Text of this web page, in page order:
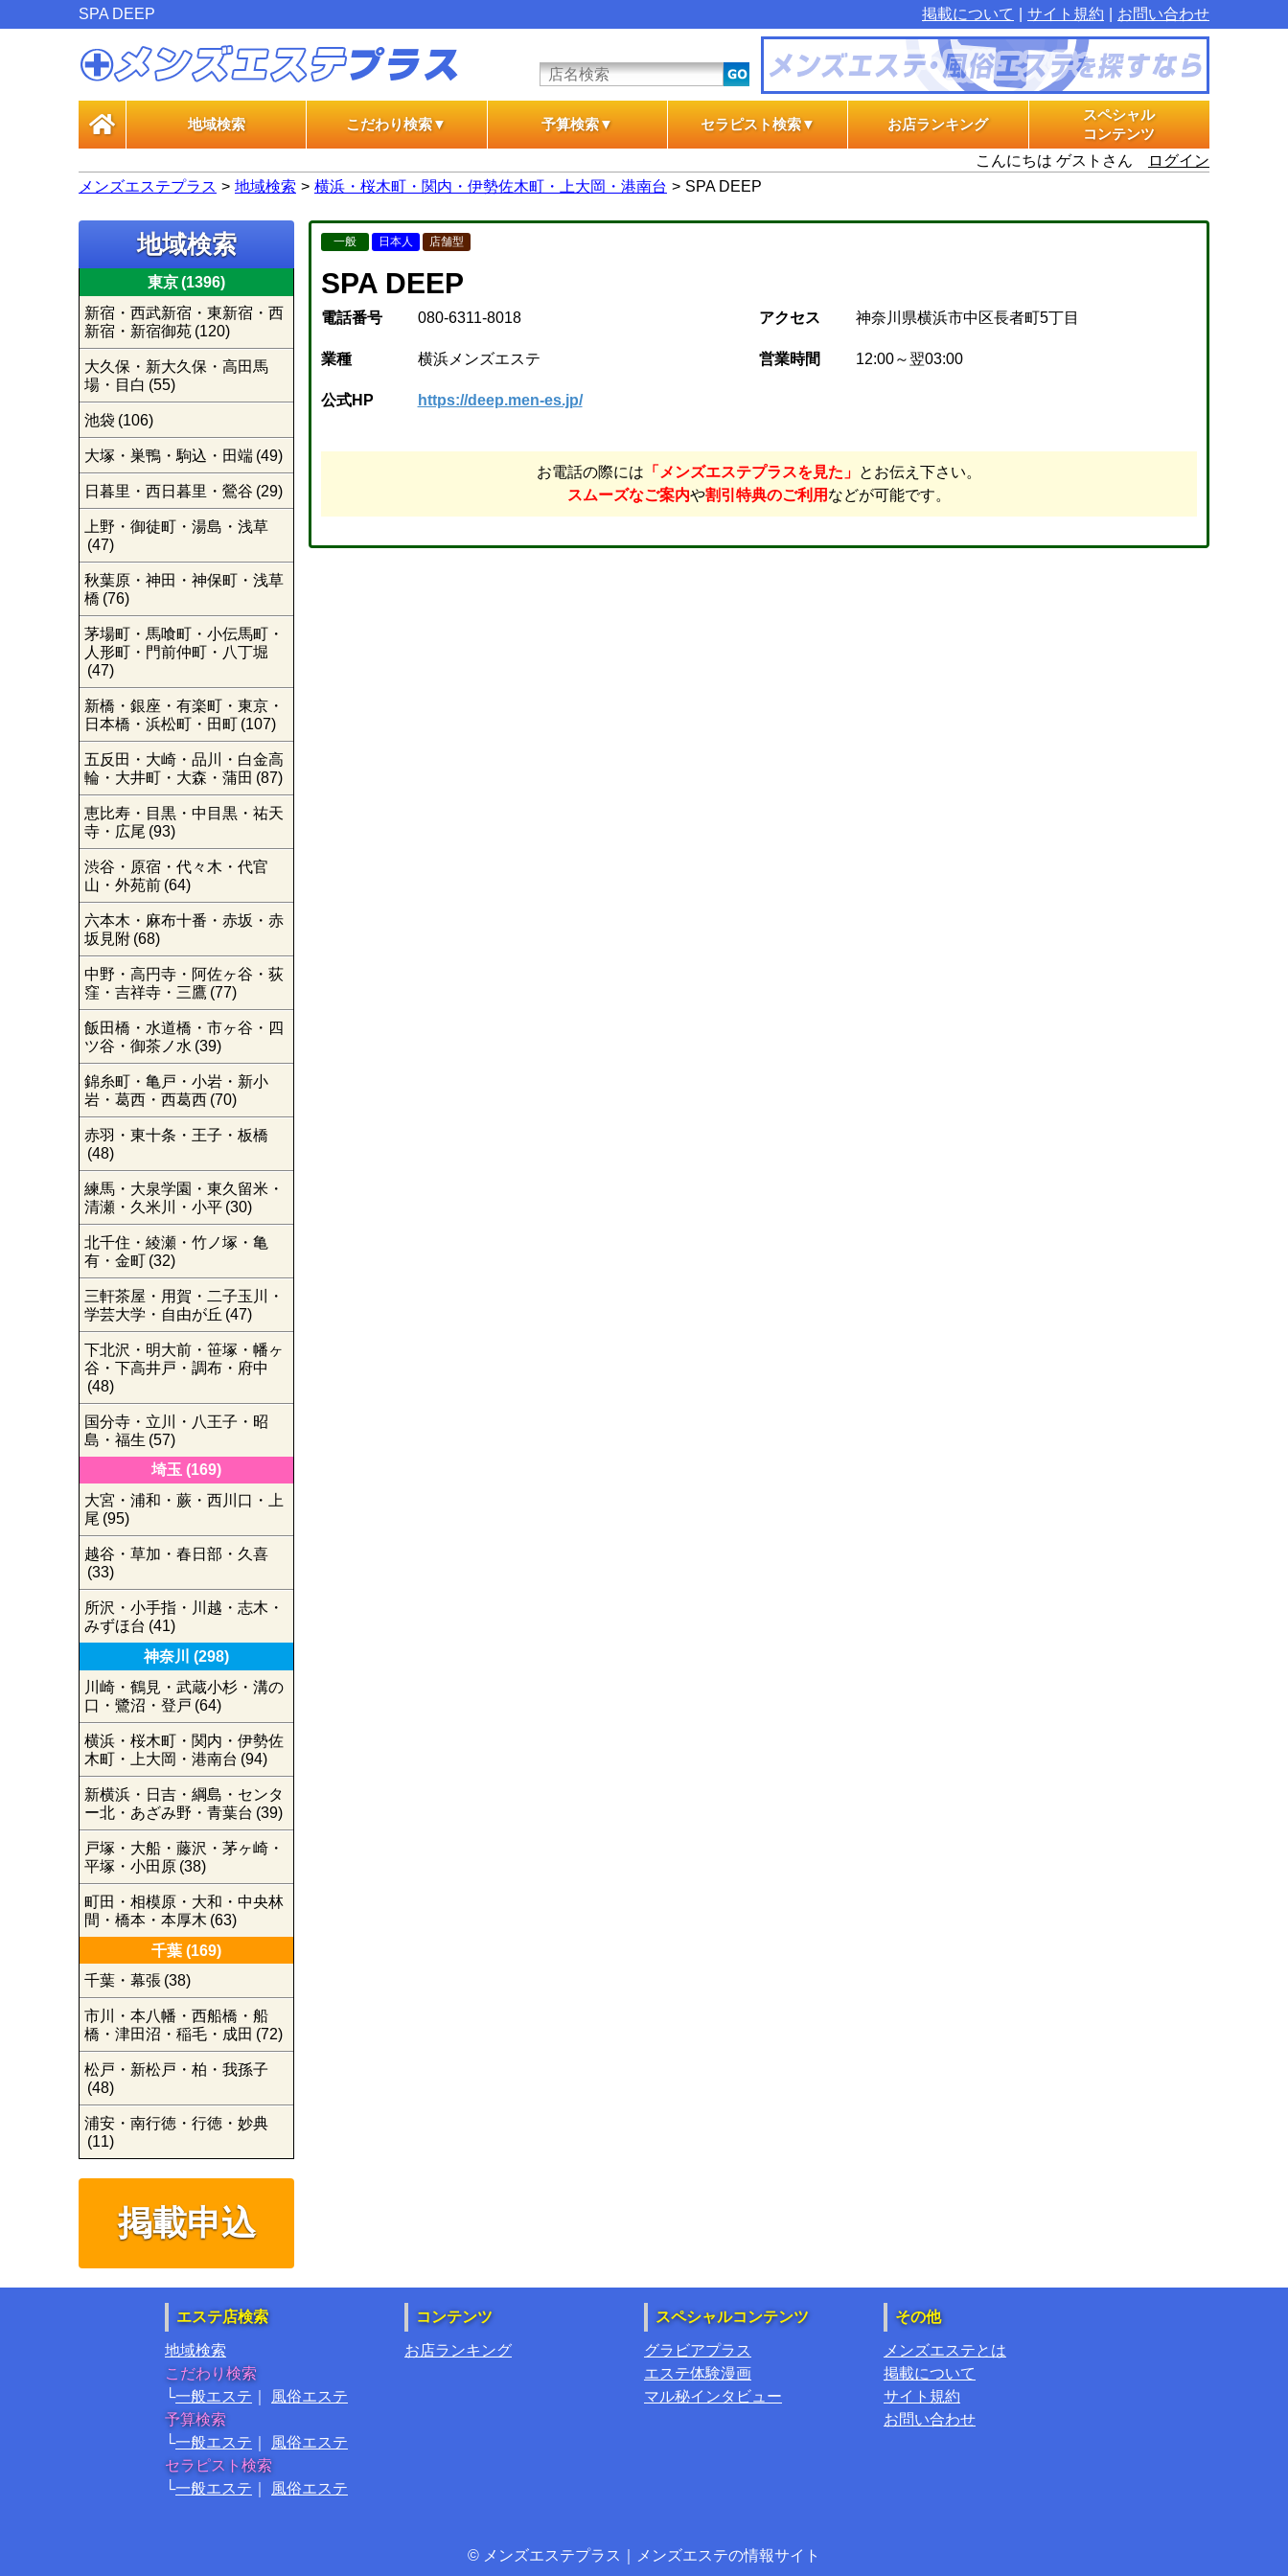
SPA DEEP 掲載について サイト規約 お問い合わせ
地域検索 こだわり検索▼
一般エステ
風俗エステ
予算検索▼
一般エステ
風俗エステ
セラピスト検索▼
一般エステ
風俗エステ
お店ランキング
スペシャル
コンテンツ
グラビアプラス
エステ体験漫画
マル秘インタビュー
こんにちは ゲストさん
ログイン
メンズエステプラス
地域検索 横浜・桜木町・関内・伊勢佐木町・上大岡・港南台 SPA DEEP
地域検索
東京(1396)
新宿・西武新宿・東新宿・西
新宿・新宿御苑 (120)
大久保・新大久保・高田馬
場・目白 (55)
池袋 (106)
大塚・巣鴨・駒込・田端 (49)
日暮里・西日暮里・鶯谷 (29)
上野・御徒町・湯島・浅草
(47)
秋葉原・神田・神保町・浅草
橋 (76)
茅場町・馬喰町・小伝馬町・
人形町・門前仲町・八丁堀
(47)
新橋・銀座・有楽町・東京・
日本橋・浜松町・田町 (107)
五反田・大崎・品川・白金高
輪・大井町・大森・蒲田 (87)
恵比寿・目黒・中目黒・祐天
寺・広尾 (93)
渋谷・原宿・代々木・代官
山・外苑前 (64)
六本木・麻布十番・赤坂・赤
坂見附 (68)
中野・高円寺・阿佐ヶ谷・荻
窪・吉祥寺・三鷹 (77)
飯田橋・水道橋・市ヶ谷・四
ツ谷・御茶ノ水 (39)
錦糸町・亀戸・小岩・新小
岩・葛西・西葛西 (70)
赤羽・東十条・王子・板橋
(48)
練馬・大泉学園・東久留米・
清瀬・久米川・小平 (30)
北千住・綾瀬・竹ノ塚・亀
有・金町 (32)
三軒茶屋・用賀・二子玉川・
学芸大学・自由が丘 (47)
下北沢・明大前・笹塚・幡ヶ
谷・下高井戸・調布・府中
(48)
国分寺・立川・八王子・昭
島・福生 (57)
埼玉 (169)
大宮・浦和・蕨・西川口・上
尾 (95)
越谷・草加・春日部・久喜
(33)
所沢・小手指・川越・志木・
みずほ台 (41)
神奈川
(298)
川崎・鶴見・武蔵小杉・溝の
口・鷺沼・登戸 (64)
横浜・桜木町・関内・伊勢佐
木町・上大岡・港南台 (94)
新横浜・日吉・綱島・センタ
ー北・あざみ野・青葉台 (39)
戸塚・大船・藤沢・茅ヶ崎・
平塚・小田原 (38)
町田・相模原・大和・中央林
間・橋本・本厚木 (63)
千葉 (169)
千葉・幕張 (38)
市川・本八幡・西船橋・船
橋・津田沼・稲毛・成田 (72)
松戸・新松戸・柏・我孫子
(48)
浦安・南行徳・行徳・妙典
(11)
掲載申込
一般 日本人 店舗型
SPA DEEP
電話番号 080-6311-8018 アクセス 神奈川県横浜市中区長者町5丁目
業種 横浜メンズエステ 営業時間 12:00～翌03:00
公式HP https://deep.men-es.jp/
お電話の際には 「メンズエステプラスを見た」 とお伝え下さい。
スムーズなご案内や割引特典のご利用 などが可能です。
エステ店検索
地域検索
こだわり検索
一般エステ
風俗エステ
予算検索
一般エステ
風俗エステ
セラピスト検索
一般エステ
風俗エステ
コンテンツ
お店ランキング
スペシャルコンテンツ
グラビアプラス
エステ体験漫画
マル秘インタビュー
その他
メンズエステとは
掲載について
サイト規約
お問い合わせ
© メンズエステプラス｜メンズエステの情報サイト